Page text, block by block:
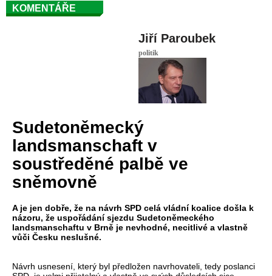
KOMENTÁŘE
Jiří Paroubek
politik
Sudetoněmecký
landsmanschaft v
soustředěné palbě ve
sněmovně
A je jen dobře, že na návrh SPD celá vládní koalice došla k
názoru, že uspořádání sjezdu Sudetoněmeckého
landsmanschaftu v Brně je nevhodné, necitlivé a vlastně
vůči Česku neslušné.
Návrh usnesení, který byl předložen navrhovateli, tedy poslanci